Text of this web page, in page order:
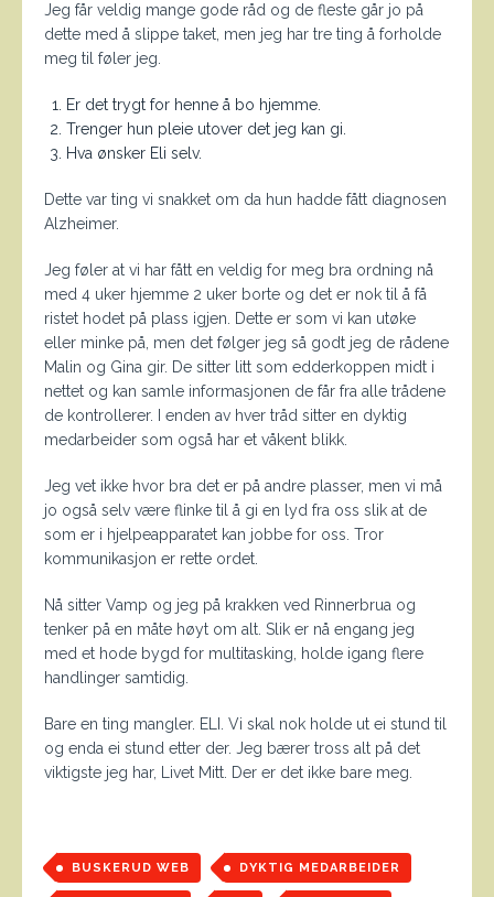
Jeg får veldig mange gode råd og de fleste går jo på
dette med å slippe taket, men jeg har tre ting å forholde
meg til føler jeg.
Er det trygt for henne å bo hjemme.
Trenger hun pleie utover det jeg kan gi.
Hva ønsker Eli selv.
Dette var ting vi snakket om da hun hadde fått diagnosen
Alzheimer.
Jeg føler at vi har fått en veldig for meg bra ordning nå
med 4 uker hjemme 2 uker borte og det er nok til å få
ristet hodet på plass igjen. Dette er som vi kan utøke
eller minke på, men det følger jeg så godt jeg de rådene
Malin og Gina gir. De sitter litt som edderkoppen midt i
nettet og kan samle informasjonen de får fra alle trådene
de kontrollerer. I enden av hver tråd sitter en dyktig
medarbeider som også har et våkent blikk.
Jeg vet ikke hvor bra det er på andre plasser, men vi må
jo også selv være flinke til å gi en lyd fra oss slik at de
som er i hjelpeapparatet kan jobbe for oss. Tror
kommunikasjon er rette ordet.
Nå sitter Vamp og jeg på krakken ved Rinnerbrua og
tenker på en måte høyt om alt. Slik er nå engang jeg
med et hode bygd for multitasking, holde igang flere
handlinger samtidig.
Bare en ting mangler. ELI. Vi skal nok holde ut ei stund til
og enda ei stund etter der. Jeg bærer tross alt på det
viktigste jeg har, Livet Mitt. Der er det ikke bare meg.
BUSKERUD WEB DYKTIG MEDARBEIDER